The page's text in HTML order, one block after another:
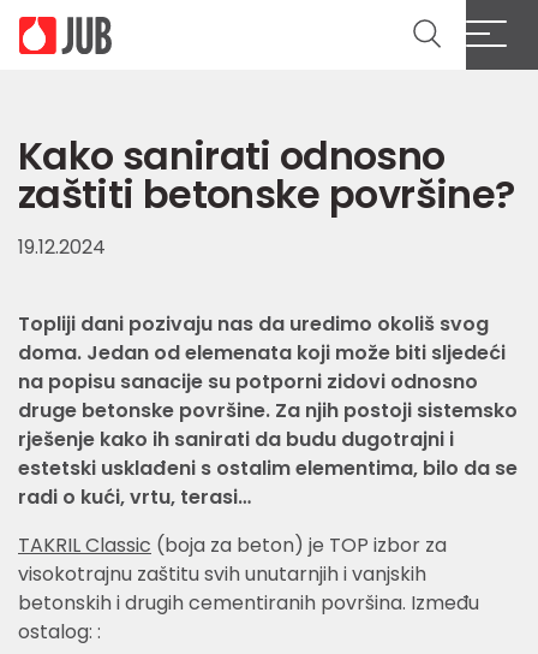
Kako sanirati odnosno
zaštiti betonske površine?
19.12.2024
Topliji dani pozivaju nas da uredimo okoliš svog
doma. Jedan od elemenata koji može biti sljedeći
na popisu sanacije su potporni zidovi odnosno
druge betonske površine. Za njih postoji sistemsko
rješenje kako ih sanirati da budu dugotrajni i
estetski usklađeni s ostalim elementima, bilo da se
radi o kući, vrtu, terasi…
TAKRIL Classic (boja za beton) je TOP izbor za
visokotrajnu zaštitu svih unutarnjih i vanjskih
betonskih i drugih cementiranih površina. Između
ostalog: :